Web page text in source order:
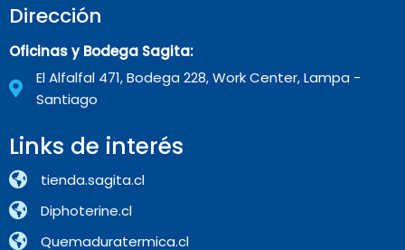
Dirección
Oficinas y Bodega Sagita:
El Alfalfal 471, Bodega 228, Work Center, Lampa -
Santiago
Links de interés
tienda.sagita.cl
Diphoterine.cl
Quemaduratermica.cl